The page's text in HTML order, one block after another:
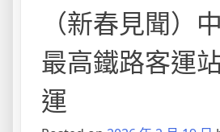
（新春見聞）
最高鐵路客運
運